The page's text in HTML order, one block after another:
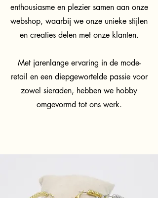
enthousiasme en plezier samen aan onze
webshop, waarbij we onze unieke stijlen
en creaties delen met onze klanten.
Met jarenlange ervaring in de mode-
retail en een diepgewortelde passie voor
zowel sieraden, hebben we hobby
omgevormd tot ons werk.